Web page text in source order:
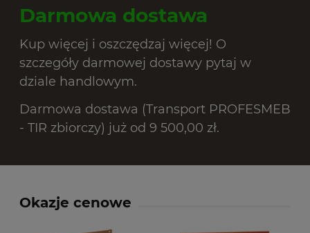
Darmowa dostawa
Kup więcej i oszczędzaj więcej! O
szczegóły darmowej dostawy pytaj w
dziale handlowym.
Darmowa dostawa (Transport PROFESMEB
- TIR zbiorczy) już od 9 500,00 zł.
Okazje cenowe